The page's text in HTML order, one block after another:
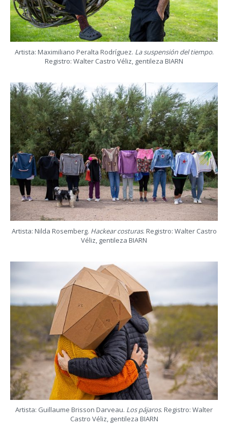
Artista: Maximiliano Peralta Rodríguez. La suspensión del tiempo.
Registro: Walter Castro Véliz, gentileza BIARN
Artista: Nilda Rosemberg. Hackear costuras. Registro: Walter Castro
Véliz, gentileza BIARN
Artista: Guillaume Brisson Darveau. Los pájaros. Registro: Walter
Castro Véliz, gentileza BIARN